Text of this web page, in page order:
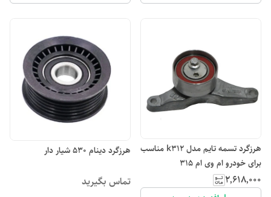
هرزگرد تسمه تایم مدل k312 مناسب
برای خودرو ام وی ام 315
۲٬۶۱۸٬۰۰۰
هرزگرد دینام ۵۳۰ شیار دار
تماس بگیرید